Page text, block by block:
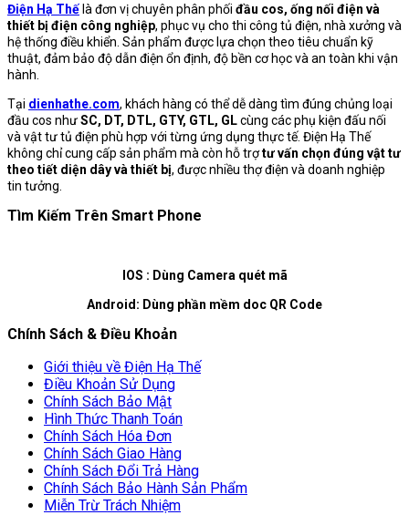
Điện Hạ Thế là đơn vị chuyên phân phối đầu cos, ống nối điện và
thiết bị điện công nghiệp, phục vụ cho thi công tủ điện, nhà xưởng và
hệ thống điều khiển. Sản phẩm được lựa chọn theo tiêu chuẩn kỹ
thuật, đảm bảo độ dẫn điện ổn định, độ bền cơ học và an toàn khi vận
hành.
Tại dienhathe.com, khách hàng có thể dễ dàng tìm đúng chủng loại
đầu cos nhưSC, DT, DTL, GTY, GTL, GLcùng các phụ kiện đấu nối
và vật tư tủ điện phù hợp với từng ứng dụng thực tế. Điện Hạ Thế
không chỉ cung cấp sản phẩm mà còn hỗ trợtư vấn chọn đúng vật tư
theo tiết diện dây và thiết bị, được nhiều thợ điện và doanh nghiệp
tin tưởng.
Tìm Kiếm Trên Smart Phone
IOS : Dùng Camera quét mã
Android: Dùng phần mềm doc QR Code
Chính Sách & Điều Khoản
Giới thiệu về Điện Hạ Thế
Điều Khoản Sử Dụng
Chính Sách Bảo Mật
Hình Thức Thanh Toán
Chính Sách Hóa Đơn
Chính Sách Giao Hàng
Chính Sách Đổi Trả Hàng
Chính Sách Bảo Hành Sản Phẩm
Miễn Trừ Trách Nhiệm